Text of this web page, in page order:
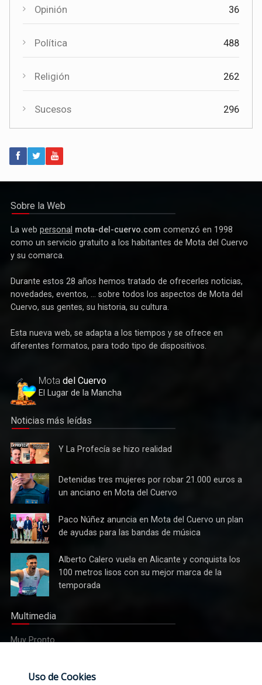
Política
Deportes
Cultura
el XII Certamen Regional "Villa Cervantina"
Opinión 36
Política 488
Religión 262
Sucesos 296
Sobre la Web
La web personal mota-del-cuervo.com comenzó en 1998
como un servicio gratuito a los habitantes de Mota del Cuervo
y su comarca.
Durante estos 28 años hemos tratado de ofrecerles noticias,
novedades, eventos, ... sobre todos los aspectos de Mota del
Cuervo, sus gentes, su historia, su cultura.
Esta nueva web, se adapta a los tiempos y se ofrece en
diferentes formatos, para todo tipo de dispositivos.
Mota del Cuervo
El Lugar de la Mancha
Noticias más leídas
Y La
Profecía
se hizo
realidad
Y La Profecía se hizo realidad
Detenidas
tres
mujeres
por robar
21.000
euros a
un
anciano
en Mota
del
Cuervo
Detenidas tres mujeres por robar 21.000 euros a
un anciano en Mota del Cuervo
Paco
Núñez
anuncia
en Mota
del
Cuervo un
plan de
para las
bandas
de
Paco Núñez anuncia en Mota del Cuervo un plan
de ayudas para las bandas de música
Alberto
Calero
vuela en
Alicante y
los 100
lisos con
Alberto Calero vuela en Alicante y conquista los
100 metros lisos con su mejor marca de la
temporada
Multimedia
Muy Pronto
Uso de Cookies